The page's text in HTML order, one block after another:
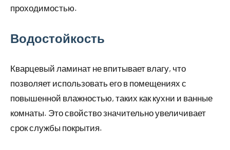
проходимостью.
Водостойкость
Кварцевый ламинат не впитывает влагу, что
позволяет использовать его в помещениях с
повышенной влажностью, таких как кухни и ванные
комнаты. Это свойство значительно увеличивает
срок службы покрытия.